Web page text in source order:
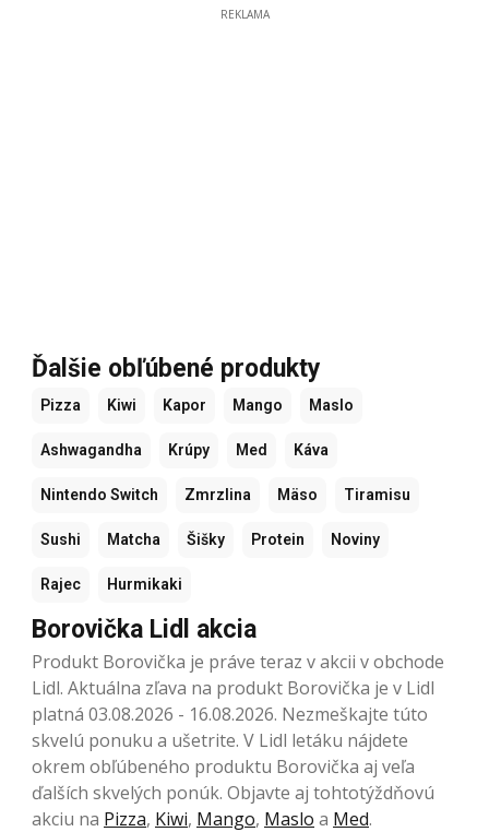
REKLAMA
Ďalšie obľúbené produkty
Pizza Kiwi Kapor Mango Maslo
Ashwagandha Krúpy Med Káva
Nintendo Switch Zmrzlina Mäso Tiramisu
Sushi Matcha Šišky Protein Noviny
Rajec Hurmikaki
Borovička Lidl akcia
Produkt Borovička je práve teraz v akcii v obchode
Lidl. Aktuálna zľava na produkt Borovička je v Lidl
platná 03.08.2026 - 16.08.2026. Nezmeškajte túto
skvelú ponuku a ušetrite. V Lidl letáku nájdete
okrem obľúbeného produktu Borovička aj veľa
ďalších skvelých ponúk. Objavte aj tohtotýždňovú
akciu na Pizza, Kiwi, Mango, Maslo a Med.